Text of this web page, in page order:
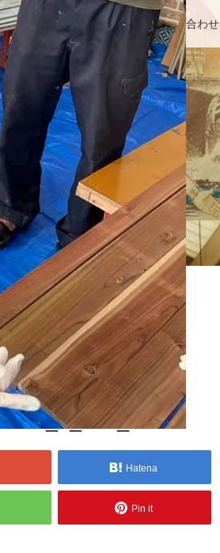
カツオHANDBOOK お問い合わせ
Hatena
Pin it